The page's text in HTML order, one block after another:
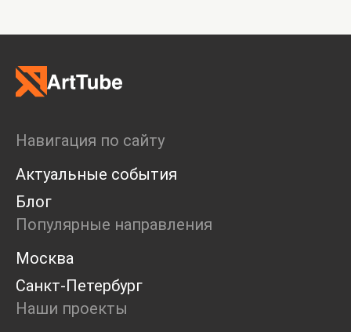
Мастерские
Дискуссия
Пост-релиз
Маркет
Интервью
Open call
Экскурсия
Дискуссия
Cosmoscow 2024
Blazar 2024
Встречи
Круглый стол
Навигация по сайту
Актуальные события
Блог
Популярные направления
Москва
Санкт-Петербург
Наши проекты